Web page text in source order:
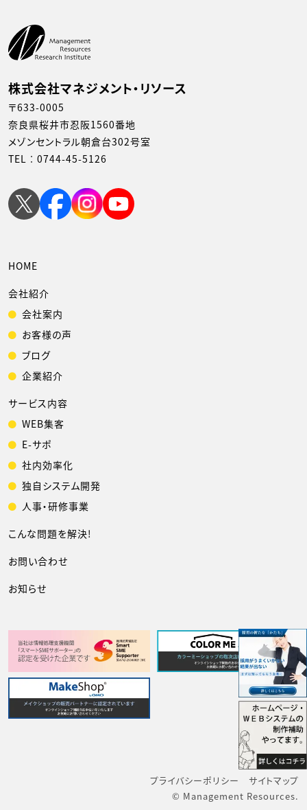
株式会社マネジメント・リソース
〒633-0005
奈良県桜井市忍阪1560番地
メゾンセントラル朝倉台302号室
TEL︰ 0744-45-5126
HOME
会社紹介
会社案内
お客様の声
ブログ
企業紹介
サービス内容
WEB集客
E-サポ
社内効率化
独自システム開発
人事・研修事業
こんな問題を解決!
お問い合わせ
お知らせ
プライバシーポリシー
サイトマップ
© Management Resources.